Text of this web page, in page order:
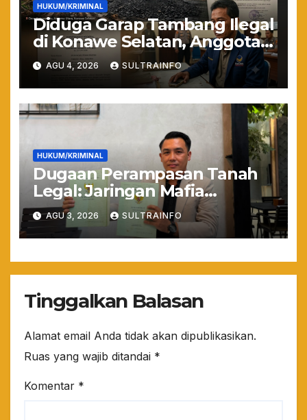
HUKUM/KRIMINAL
Diduga Garap Tambang Ilegal
di Konawe Selatan, Anggota
DPRD Sultra Suparjo Resmi
Jadi Tersangka
AGU 4, 2026 SULTRAINFO
HUKUM/KRIMINAL
Dugaan Perampasan Tanah
Legal: Jaringan Mafia
Puuwatu Disinyalir Bermain
Rapi dan Sistematis
AGU 3, 2026 SULTRAINFO
Tinggalkan Balasan
Alamat email Anda tidak akan dipublikasikan.
Ruas yang wajib ditandai *
Komentar *